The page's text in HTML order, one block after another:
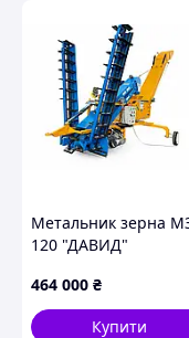
Метальник зерна
120 "ДАВИД"
464 000 ₴
Купити